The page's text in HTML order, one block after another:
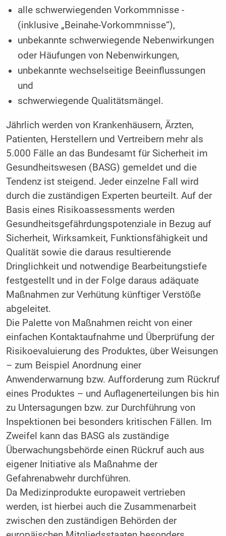
alle schwerwiegenden Vorkommnisse ­
(inklusive „Beinahe-Vorkommnisse“),
unbekannte schwerwiegende Nebenwirkungen
oder Häufungen von Nebenwirkungen,
unbekannte wechselseitige Beeinflussungen
und
schwerwiegende Qualitätsmängel.
Jährlich werden von Krankenhäusern, Ärzten,
Patienten, Herstellern und Vertreibern mehr als
5.000 Fälle an das Bundesamt für Sicherheit im
Gesundheitswesen (BASG) gemeldet und die
Tendenz ist steigend. Jeder einzelne Fall wird
durch die zuständigen Experten beurteilt. Auf der
Basis eines Risikoassessments werden
Gesundheitsgefährdungspotenziale in Bezug auf
Sicherheit, Wirksamkeit, Funktionsfähigkeit und
Qualität sowie die daraus resultierende
Dringlichkeit und notwendige Bearbeitungstiefe
festgestellt und in der Folge daraus adäquate
Maßnahmen zur Verhütung künftiger Verstöße
abgeleitet.
Die Palette von Maßnahmen reicht von einer
einfachen Kontaktaufnahme und Überprüfung der
Risikoevaluierung des Produktes, über Weisungen
– zum Beispiel Anordnung einer
Anwenderwarnung bzw. Aufforderung zum Rückruf
eines Produktes – und Auflagenerteilungen bis hin
zu Untersagungen bzw. zur Durchführung von
Inspektionen bei besonders kritischen Fällen. Im
Zweifel kann das BASG als zuständige
Überwachungsbehörde einen Rückruf auch aus
eigener Initiative als Maßnahme der
Gefahrenabwehr durchführen.
Da Medizinprodukte europaweit vertrieben
werden, ist hierbei auch die Zusammenarbeit
zwischen den zuständigen Behörden der